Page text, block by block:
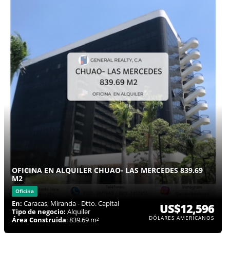
OFICINA EN ALQUILER CHUAO- LAS MERCEDES 839.69
M2
Oficina
En: Caracas, Miranda - Dtto. Capital
Tipo de negocio: Alquiler
Área Construida: 839.69 m²
US$12,596
DÓLARES AMERICANOS